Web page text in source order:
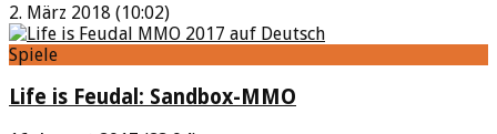
2. März 2018 (10:02)
Spiele
Life is Feudal: Sandbox-MMO